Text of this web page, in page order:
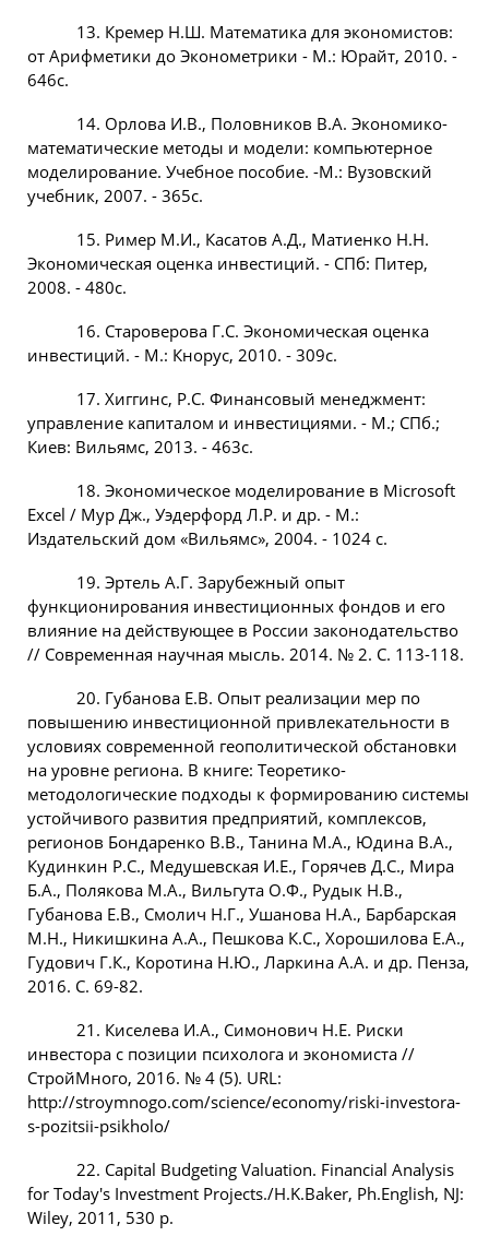
13. Кремер Н.Ш. Математика для экономистов:
от Арифметики до Эконометрики - М.: Юрайт, 2010. -
646с.
14. Орлова И.В., Половников В.А. Экономико-
математические методы и модели: компьютерное
моделирование. Учебное пособие. -М.: Вузовский
учебник, 2007. - 365с.
15. Ример М.И., Касатов А.Д., Матиенко Н.Н.
Экономическая оценка инвестиций. - СПб: Питер,
2008. - 480с.
16. Староверова Г.С. Экономическая оценка
инвестиций. - М.: Кнорус, 2010. - 309с.
17. Хиггинс, Р.С. Финансовый менеджмент:
управление капиталом и инвестициями. - М.; СПб.;
Киев: Вильямс, 2013. - 463с.
18. Экономическое моделирование в Microsoft
Excel / Мур Дж., Уэдерфорд Л.Р. и др. - М.:
Издательский дом «Вильямс», 2004. - 1024 с.
19. Эртель А.Г. Зарубежный опыт
функционирования инвестиционных фондов и его
влияние на действующее в России законодательство
// Современная научная мысль. 2014. № 2. С. 113-118.
20. Губанова Е.В. Опыт реализации мер по
повышению инвестиционной привлекательности в
условиях современной геополитической обстановки
на уровне региона. В книге: Теоретико-
методологические подходы к формированию системы
устойчивого развития предприятий, комплексов,
регионов Бондаренко В.В., Танина М.А., Юдина В.А.,
Кудинкин Р.С., Медушевская И.Е., Горячев Д.С., Мира
Б.А., Полякова М.А., Вильгута О.Ф., Рудык Н.В.,
Губанова Е.В., Смолич Н.Г., Ушанова Н.А., Барбарская
М.Н., Никишкина А.А., Пешкова К.С., Хорошилова Е.А.,
Гудович Г.К., Коротина Н.Ю., Ларкина А.А. и др. Пенза,
2016. С. 69-82.
21. Киселева И.А., Симонович Н.Е. Риски
инвестора с позиции психолога и экономиста //
СтройМного, 2016. № 4 (5). URL:
http://stroymnogo.com/science/economy/riski-investora-
s-pozitsii-psikholo/
22. Capital Budgeting Valuation. Financial Analysis
for Today's Investment Projects./H.K.Baker, Ph.English, NJ:
Wiley, 2011, 530 p.